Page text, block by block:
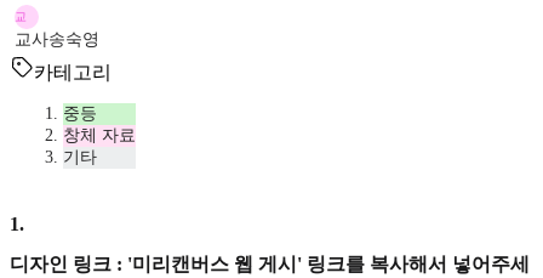
교
교사송숙영
카테고리
중등
창체 자료
기타
1.
디자인 링크 : '미리캔버스 웹 게시' 링크를 복사해서 넣어주세